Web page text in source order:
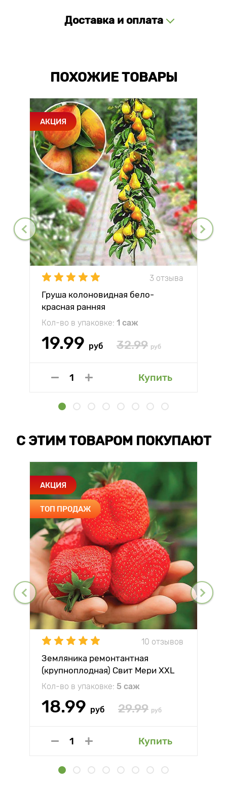
Доставка и оплата
ПОХОЖИЕ ТОВАРЫ
АКЦИЯ
3 отзыва
Груша колоновидная бело-
красная ранняя
Кол-во в упаковке: 1 саж
19.99 руб 32.99 руб
Купить
С ЭТИМ ТОВАРОМ ПОКУПАЮТ
АКЦИЯ
ТОП ПРОДАЖ
10 отзывов
Земляника ремонтантная
(крупноплодная) Свит Мери XXL
Кол-во в упаковке: 5 саж
18.99 руб 29.99 руб
Купить